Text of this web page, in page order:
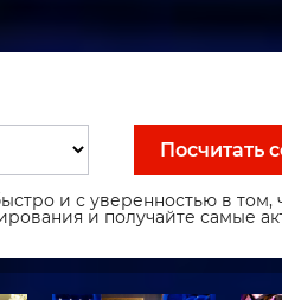
Посчитать
и с уверенностью в том,
и получайте самые